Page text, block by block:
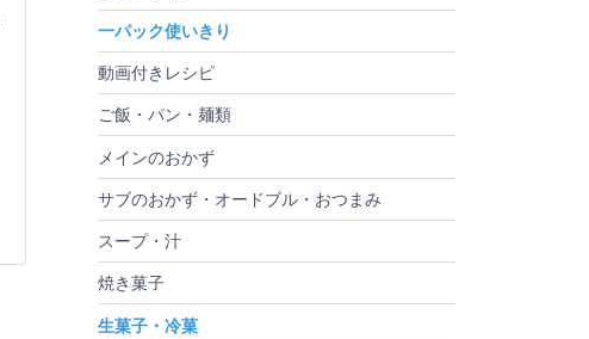
一パック使いきり
動画付きレシピ
ご飯・パン・麺類
メインのおかず
サブのおかず・オードブル・おつまみ
スープ・汁
焼き菓子
生菓子・冷菓